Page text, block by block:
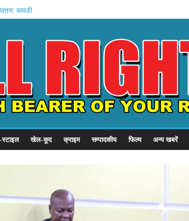
के संकेत
कावडी
स्टूडियो लॉन्च
सफल?
खेल-कूद क्राइम सम्पादकीय फिल्म अन्य खबरें